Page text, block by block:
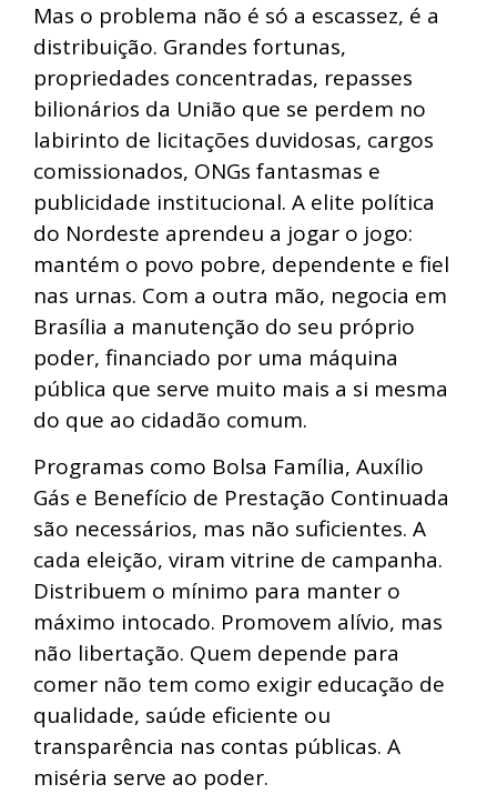
Mas o problema não é só a escassez, é a
distribuição. Grandes fortunas,
propriedades concentradas, repasses
bilionários da União que se perdem no
labirinto de licitações duvidosas, cargos
comissionados, ONGs fantasmas e
publicidade institucional. A elite política
do Nordeste aprendeu a jogar o jogo:
mantém o povo pobre, dependente e fiel
nas urnas. Com a outra mão, negocia em
Brasília a manutenção do seu próprio
poder, financiado por uma máquina
pública que serve muito mais a si mesma
do que ao cidadão comum.
Programas como Bolsa Família, Auxílio
Gás e Benefício de Prestação Continuada
são necessários, mas não suficientes. A
cada eleição, viram vitrine de campanha.
Distribuem o mínimo para manter o
máximo intocado. Promovem alívio, mas
não libertação. Quem depende para
comer não tem como exigir educação de
qualidade, saúde eficiente ou
transparência nas contas públicas. A
miséria serve ao poder.